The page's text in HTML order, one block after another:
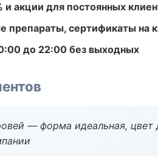
и акции для постоянных
препараты, сертификаты на
до 22:00 без выходных
— форма идеальная, цвет